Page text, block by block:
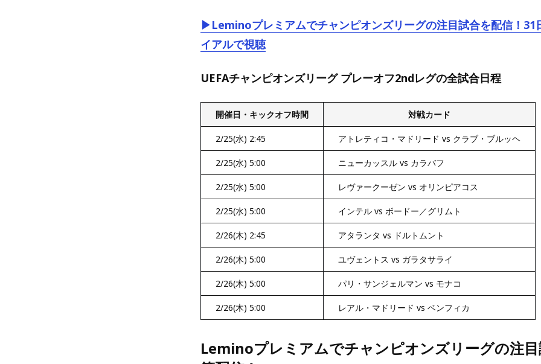
▶Leminoプレミアムでチャンピオンズリーグの注目試合を配信！31
イアルで視聴
UEFAチャンピオンズリーグ プレーオフ2ndレグの全試合日程
開催日・キックオフ時間 対戦カード
2/25(水) 2:45 アトレティコ・マドリード vs クラブ・ブルッヘ
2/25(水) 5:00 ニューカッスル vs カラバフ
2/25(水) 5:00 レヴァークーゼン vs オリンピアコス
2/25(水) 5:00 インテル vs ボードー／グリムト
2/26(木) 2:45 アタランタ vs ドルトムント
2/26(木) 5:00 ユヴェントス vs ガラタサライ
2/26(木) 5:00 パリ・サンジェルマン vs モナコ
2/26(木) 5:00 レアル・マドリード vs ベンフィカ
Leminoプレミアムでチャンピオンズリーグの注